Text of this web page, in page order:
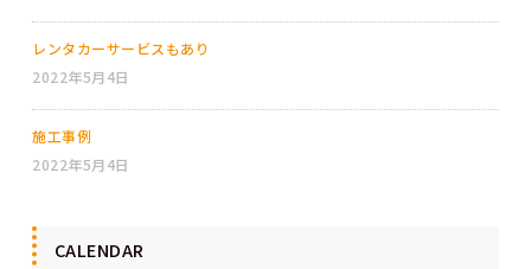
レンタカーサービスもあり
2022年5月4日
施工事例
2022年5月4日
CALENDAR